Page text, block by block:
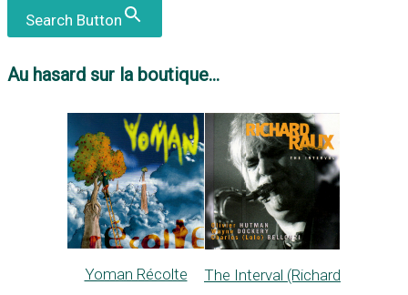
Search Button
Au hasard sur la boutique...
Yoman Récolte
The Interval (Richard